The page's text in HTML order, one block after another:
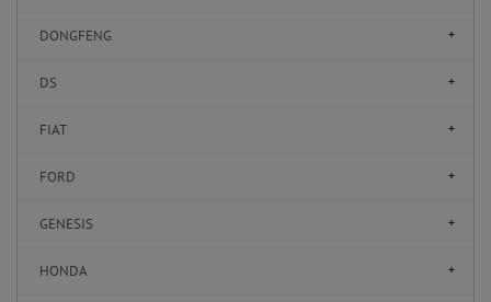
DONGFENG
DS
FIAT
FORD
GENESIS
HONDA